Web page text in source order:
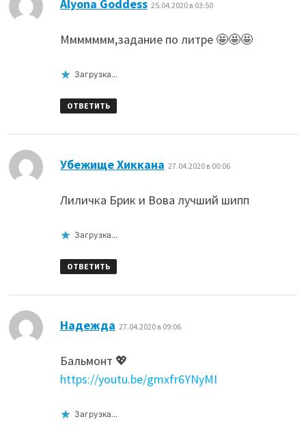
Alyona Goddess 25.04.2020 в 03:50
Ммммммм,задание по литре 🤩🤩🤩
Загрузка...
ОТВЕТИТЬ
Убежище Хиккана 27.04.2020 в 00:06
Лиличка Брик и Вова лучший шипп
Загрузка...
ОТВЕТИТЬ
Надежда 27.04.2020 в 09:06
Бальмонт 💖
https://youtu.be/gmxfr6YNyMI
Загрузка...